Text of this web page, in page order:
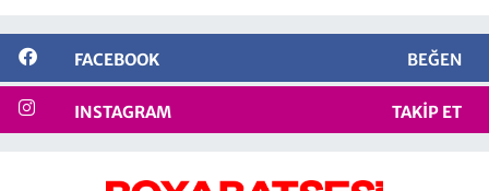
FACEBOOK BEĞEN
INSTAGRAM TAKIP ET